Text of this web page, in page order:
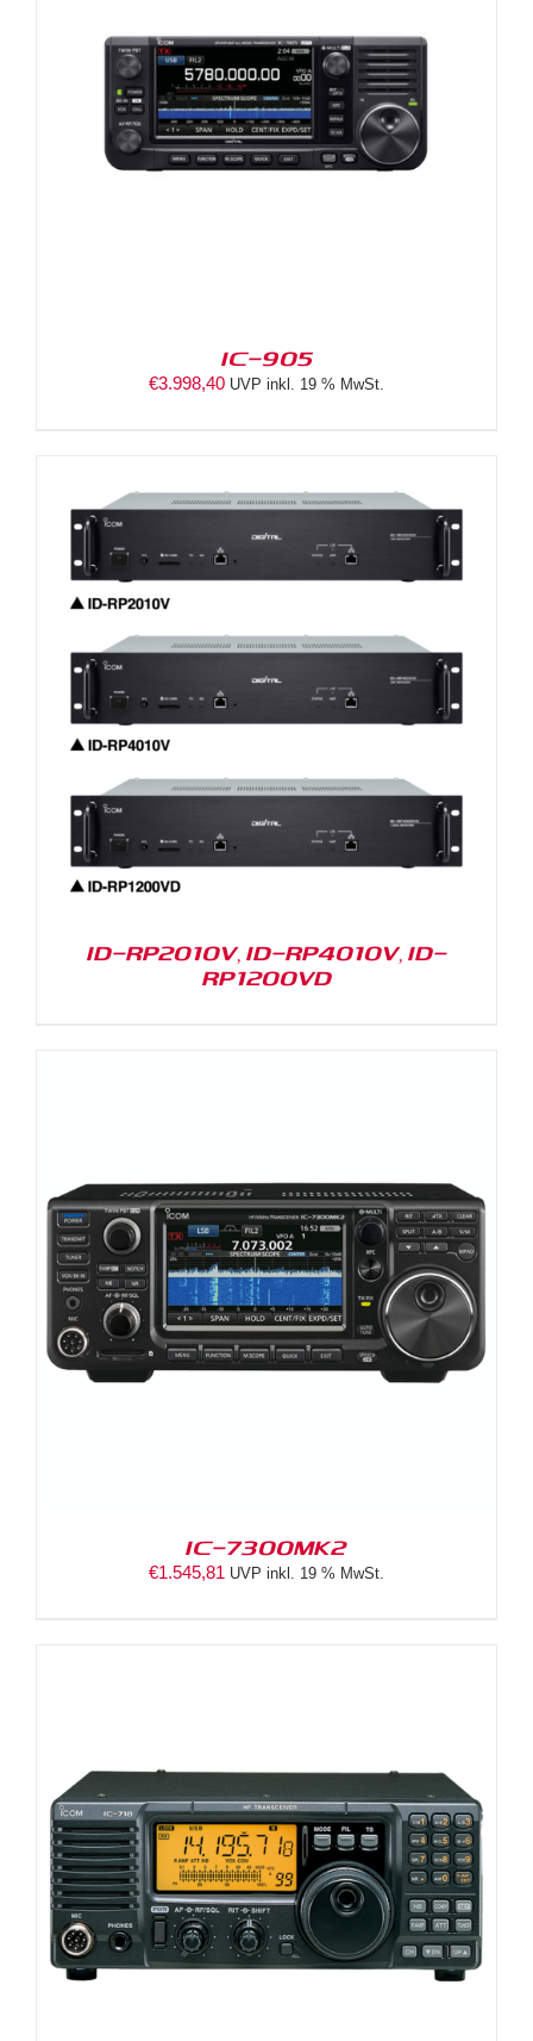
IC-905
€3.998,40 UVP inkl. 19 % MwSt.
ID-RP2010V, ID-RP4010V, ID-
RP1200VD
IC-7300MK2
€1.545,81 UVP inkl. 19 % MwSt.